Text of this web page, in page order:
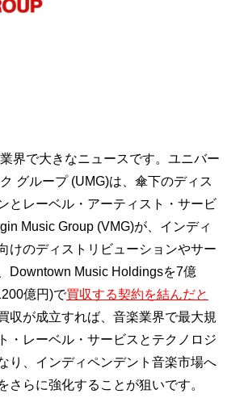
界で大きなニュースです。ユニバー
グループ (UMG)は、傘下のディス
とレーベル・アーティスト・サービ
Music Group (VMG)が、インディ
けのディストリビューションやサー
Downtown Music Holdingsを7億
億円)で買収する契約を結んだと
収が成立すれば、音楽業界で最大規
・レーベル・サービスとテクノロジ
り、インディペンデント音楽市場へ
さらに強化することが狙いです。